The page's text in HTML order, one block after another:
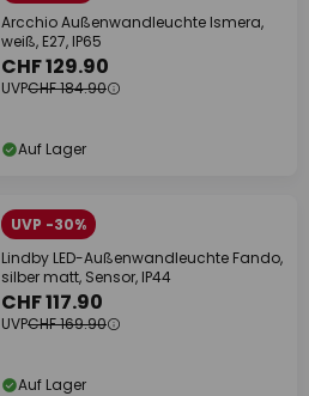
Arcchio Außenwandleuchte Ismera,
weiß, E27, IP65
CHF 129.90
UVPCHF 184.90
Auf Lager
UVP -30%
Lindby LED-Außenwandleuchte Fando,
silber matt, Sensor, IP44
CHF 117.90
UVPCHF 169.90
Auf Lager